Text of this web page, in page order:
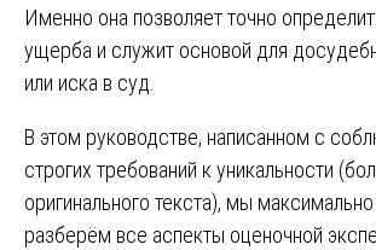
Именно она позволяет точно
ущерба и служит основой для
или иска в суд.
В этом руководстве, написанном с
строгих требований к уникальности
оригинального текста), мы
разберём все аспекты оценочной